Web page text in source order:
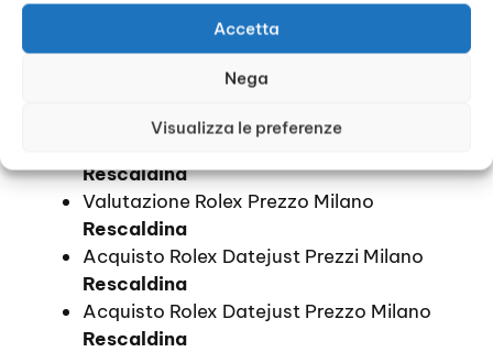
Accetta
Nega
Visualizza le preferenze
Rescaldina
Quotazione Orologi Rolex Prezzi Milano
Quotazione Orologi Rolex Prezzo Milano
Rescaldina
Valutazione Rolex Prezzi Milano
Rescaldina
Valutazione Rolex Prezzo Milano
Rescaldina
Acquisto Rolex Datejust Prezzi Milano
Rescaldina
Acquisto Rolex Datejust Prezzo Milano
Rescaldina